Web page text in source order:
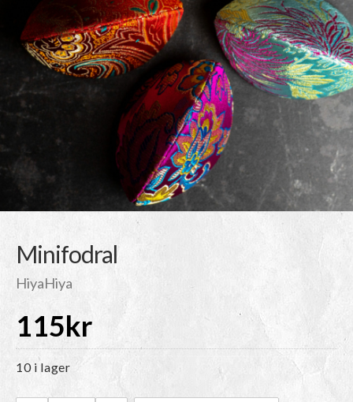
Minifodral
HiyaHiya
115kr
10 i lager